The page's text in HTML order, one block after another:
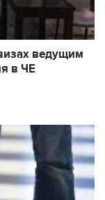
ведущим
в ЧЕ